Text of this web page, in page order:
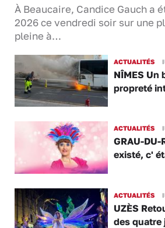
À Beaucaire, Candice Gauch a
2026 ce vendredi soir sur une
pleine à…
ACTUALITÉS
NÎMES Un
propreté
ACTUALITÉS
GRAU-DU-
existé, c'
ACTUALITÉS
UZÈS
des quatre